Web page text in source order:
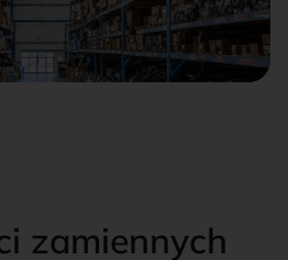
zamiennych